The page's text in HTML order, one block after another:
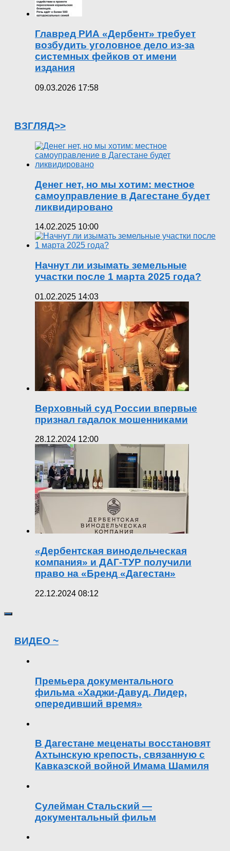
Главред РИА «Дербент» требует
возбудить уголовное дело из-за
системных фейков от имени
издания
09.03.2026 17:58
ВЗГЛЯД>>
Денег нет, но мы хотим: местное
самоуправление в Дагестане будет
ликвидировано
14.02.2025 10:00
Начнут ли изымать земельные
участки после 1 марта 2025 года?
01.02.2025 14:03
Верховный суд России впервые
признал гадалок мошенниками
28.12.2024 12:00
«Дербентская винодельческая
компания» и ДАГ-ТУР получили
право на «Бренд «Дагестан»
22.12.2024 08:12
ВИДЕО ~
Премьера документального
фильма «Хаджи-Давуд. Лидер,
опередивший время»
В Дагестане меценаты восстановят
Ахтынскую крепость, связанную с
Кавказской войной Имама Шамиля
Сулейман Стальский —
документальный фильм